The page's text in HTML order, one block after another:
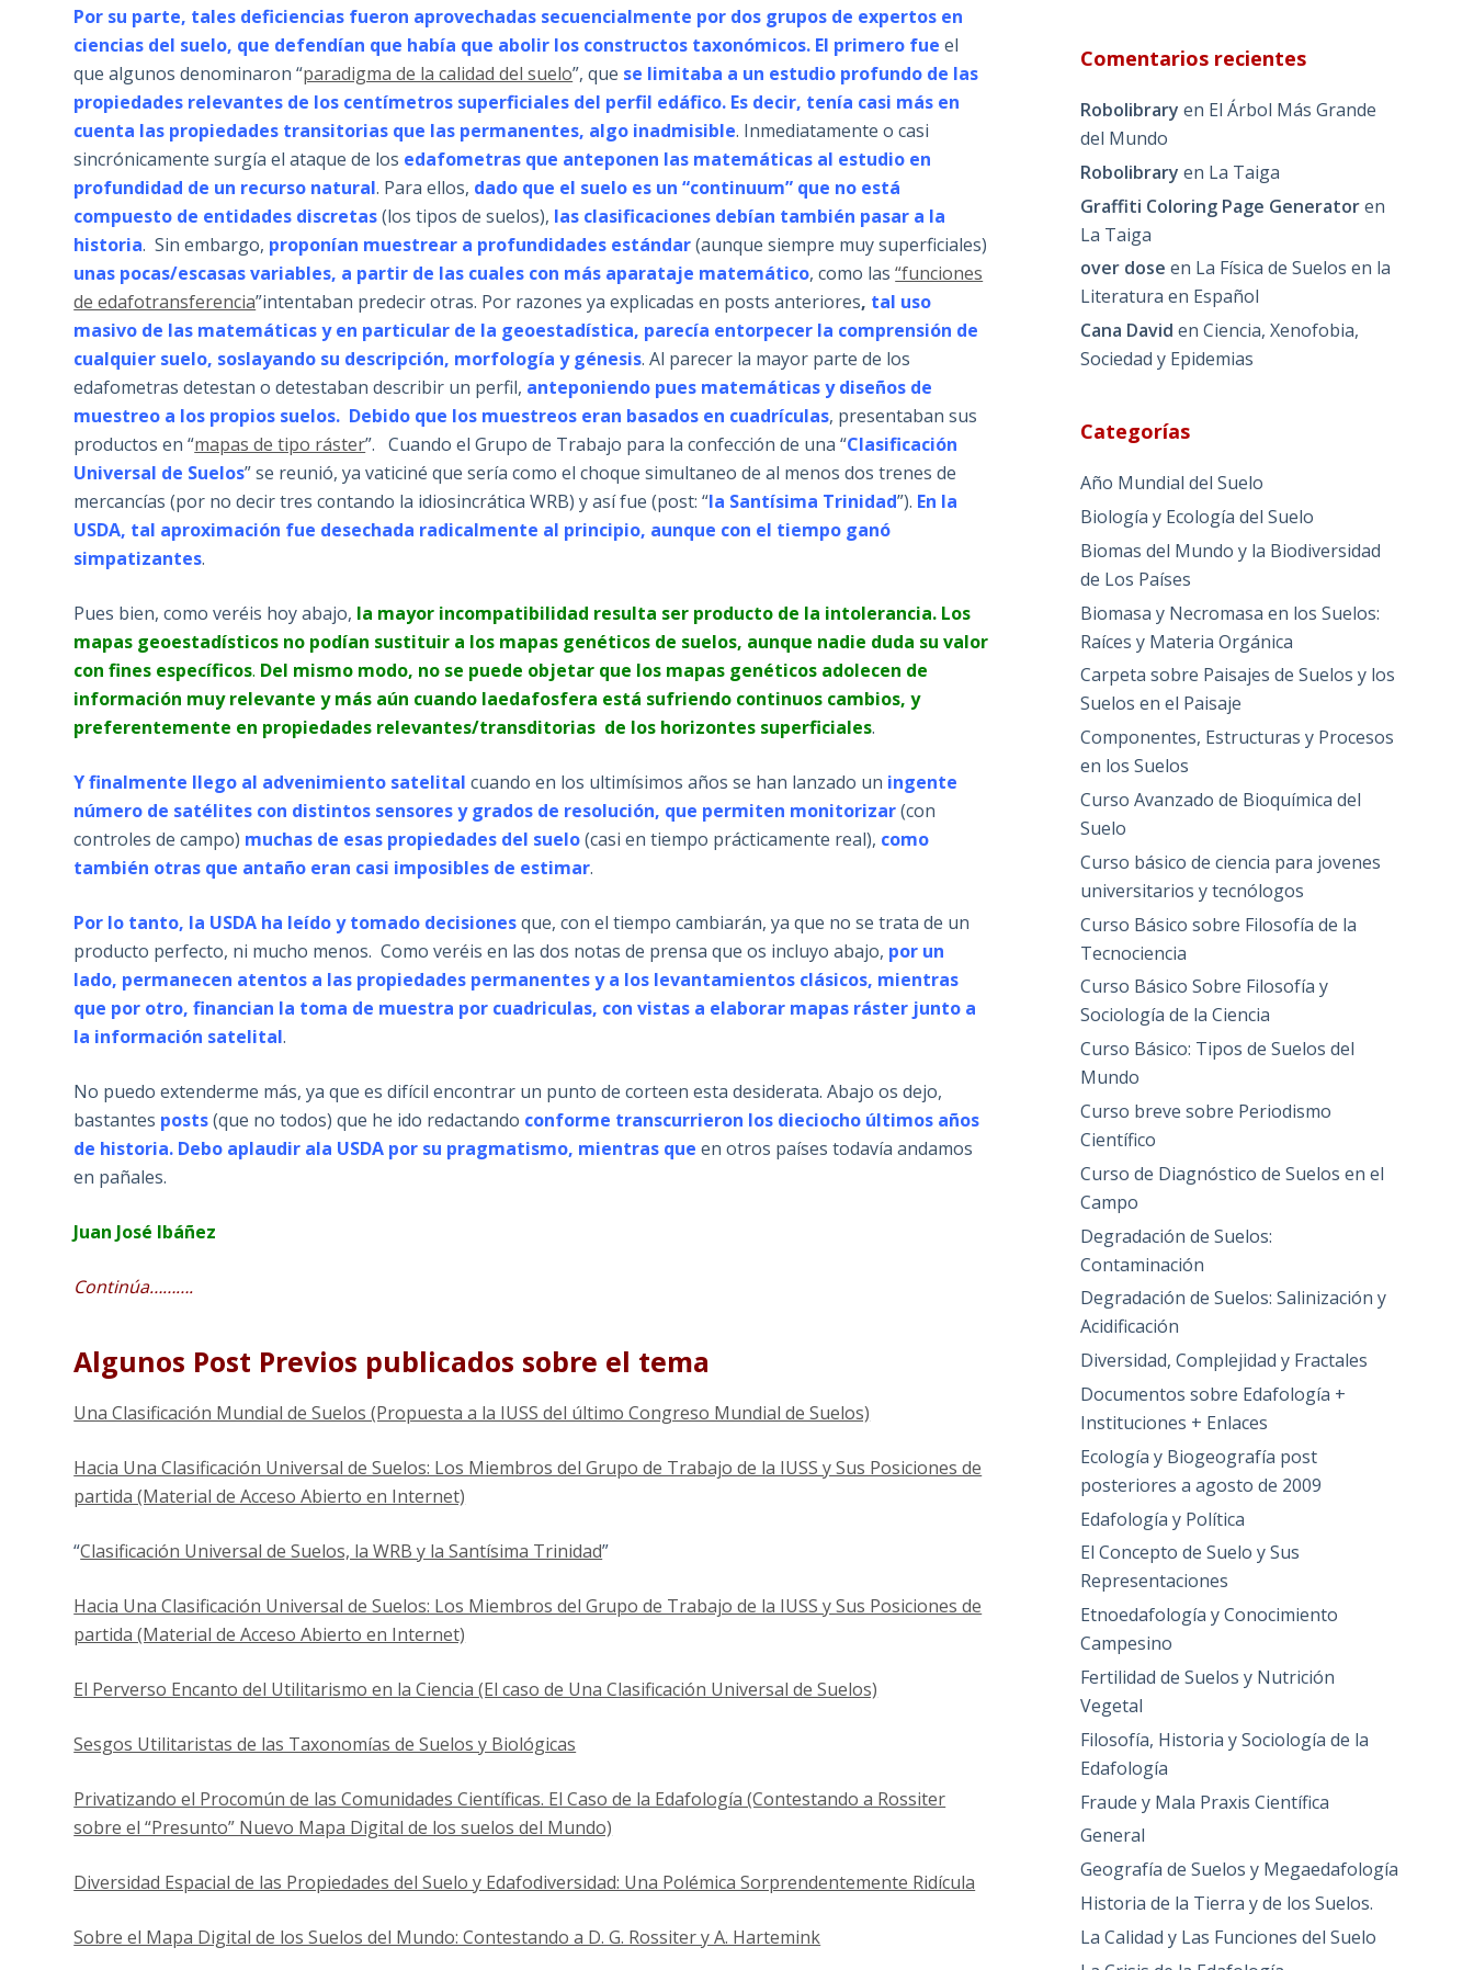
Por su parte, tales deficiencias fueron aprovechadas secuencialmente por dos grupos de expertos en
ciencias del suelo, que defendían que había que abolir los constructos taxonómicos. El primero fue el
que algunos denominaron “paradigma de la calidad del suelo”, que se limitaba a un estudio profundo de las
propiedades relevantes de los centímetros superficiales del perfil edáfico. Es decir, tenía casi más en
cuenta las propiedades transitorias que las permanentes, algo inadmisible. Inmediatamente o casi
sincrónicamente surgía el ataque de los edafometras que anteponen las matemáticas al estudio en
profundidad de un recurso natural. Para ellos, dado que el suelo es un “continuum” que no está
compuesto de entidades discretas(los tipos de suelos), las clasificaciones debían también pasar a la
historia. Sin embargo, proponían muestrear a profundidades estándar(aunque siempre muy superficiales)
unas pocas/escasas variables, a partir de las cuales con más aparataje matemático, como las“funciones
de edafotransferencia”intentaban predecir otras. Por razones ya explicadas en posts anteriores, tal uso
masivo de las matemáticas y en particular de la geoestadística, parecía entorpecer la comprensión de
cualquier suelo, soslayando su descripción, morfología y génesis. Al parecer la mayor parte de los
edafometras detestan o detestaban describir un perfil, anteponiendo pues matemáticas y diseños de
muestreo a los propios suelos. Debido que los muestreos eran basados en cuadrículas, presentaban sus
productos en “mapas de tipo ráster”. Cuando el Grupo de Trabajo para la confección de una “Clasificación
Universal de Suelos” se reunió, ya vaticiné que sería como el choque simultaneo de al menos dos trenes de
mercancías (por no decir tres contando la idiosincrática WRB) y así fue (post: “la Santísima Trinidad”). En la
USDA, tal aproximación fue desechada radicalmente al principio, aunque con el tiempo ganó
simpatizantes.
Pues bien, como veréis hoy abajo, la mayor incompatibilidad resulta ser producto de la intolerancia. Los
mapas geoestadísticos no podían sustituir a los mapas genéticos de suelos, aunque nadie duda su valor
con fines específicos. Del mismo modo, no se puede objetar que los mapas genéticos adolecen de
información muy relevante y más aún cuando laedafosfera está sufriendo continuos cambios, y
preferentemente en propiedades relevantes/transditorias de los horizontes superficiales.
Y finalmente llego al advenimiento satelital cuando en los ultimísimos años se han lanzado un ingente
número de satélites con distintos sensores y grados de resolución, que permiten monitorizar(con
controles de campo) muchas de esas propiedades del suelo(casi en tiempo prácticamente real), como
también otras que antaño eran casi imposibles de estimar.
Por lo tanto, la USDA ha leído y tomado decisionesque, con el tiempo cambiarán, ya que no se trata de un
producto perfecto, ni mucho menos. Como veréis en las dos notas de prensa que os incluyo abajo, por un
lado, permanecen atentos a las propiedades permanentes y a los levantamientos clásicos, mientras
que por otro, financian la toma de muestra por cuadriculas, con vistas a elaborar mapas ráster junto a
la información satelital.
No puedo extenderme más, ya que es difícil encontrar un punto de corteen esta desiderata. Abajo os dejo,
bastantes posts(que no todos) que he ido redactando conforme transcurrieron los dieciocho últimos años
de historia. Debo aplaudir ala USDA por su pragmatismo, mientras que en otros países todavía andamos
en pañales.
Juan José Ibáñez
Continúa……….
Algunos Post Previos publicados sobre el tema
Una Clasificación Mundial de Suelos (Propuesta a la IUSS del último Congreso Mundial de Suelos)
Hacia Una Clasificación Universal de Suelos: Los Miembros del Grupo de Trabajo de la IUSS y Sus Posiciones de
partida (Material de Acceso Abierto en Internet)
“Clasificación Universal de Suelos, la WRB y la Santísima Trinidad”
Hacia Una Clasificación Universal de Suelos: Los Miembros del Grupo de Trabajo de la IUSS y Sus Posiciones de
partida (Material de Acceso Abierto en Internet)
El Perverso Encanto del Utilitarismo en la Ciencia (El caso de Una Clasificación Universal de Suelos)
Sesgos Utilitaristas de las Taxonomías de Suelos y Biológicas
Privatizando el Procomún de las Comunidades Científicas. El Caso de la Edafología (Contestando a Rossiter
sobre el “Presunto” Nuevo Mapa Digital de los suelos del Mundo)
Diversidad Espacial de las Propiedades del Suelo y Edafodiversidad: Una Polémica Sorprendentemente Ridícula
Sobre el Mapa Digital de los Suelos del Mundo: Contestando a D. G. Rossiter y A. Hartemink
Comentarios recientes
Robolibrary en El Árbol Más Grande
del Mundo
Robolibrary en La Taiga
Graffiti Coloring Page Generatoren
La Taiga
over dose en La Física de Suelos en la
Literatura en Español
Cana David enCiencia, Xenofobia,
Sociedad y Epidemias
Categorías
Año Mundial del Suelo
Biología y Ecología del Suelo
Biomas del Mundo y la Biodiversidad
de Los Países
Biomasa y Necromasa en los Suelos:
Raíces y Materia Orgánica
Carpeta sobre Paisajes de Suelos y los
Suelos en el Paisaje
Componentes, Estructuras y Procesos
en los Suelos
Curso Avanzado de Bioquímica del
Suelo
Curso básico de ciencia para jovenes
universitarios y tecnólogos
Curso Básico sobre Filosofía de la
Tecnociencia
Curso Básico Sobre Filosofía y
Sociología de la Ciencia
Curso Básico: Tipos de Suelos del
Mundo
Curso breve sobre Periodismo
Científico
Curso de Diagnóstico de Suelos en el
Campo
Degradación de Suelos:
Contaminación
Degradación de Suelos: Salinización y
Acidificación
Diversidad, Complejidad y Fractales
Documentos sobre Edafología +
Instituciones + Enlaces
Ecología y Biogeografía post
posteriores a agosto de 2009
Edafología y Política
El Concepto de Suelo y Sus
Representaciones
Etnoedafología y Conocimiento
Campesino
Fertilidad de Suelos y Nutrición
Vegetal
Filosofía, Historia y Sociología de la
Edafología
Fraude y Mala Praxis Científica
General
Geografía de Suelos y Megaedafología
Historia de la Tierra y de los Suelos.
La Calidad y Las Funciones del Suelo